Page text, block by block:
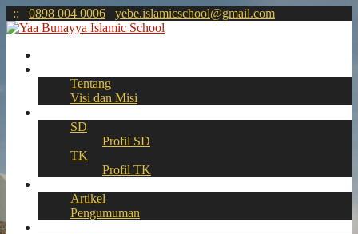
:: 0898 004 0006 yebe.islamicschool@gmail.com
Tentang
Visi dan Misi
SD
Profil SD
TK
Profil TK
Artikel
Pengumuman